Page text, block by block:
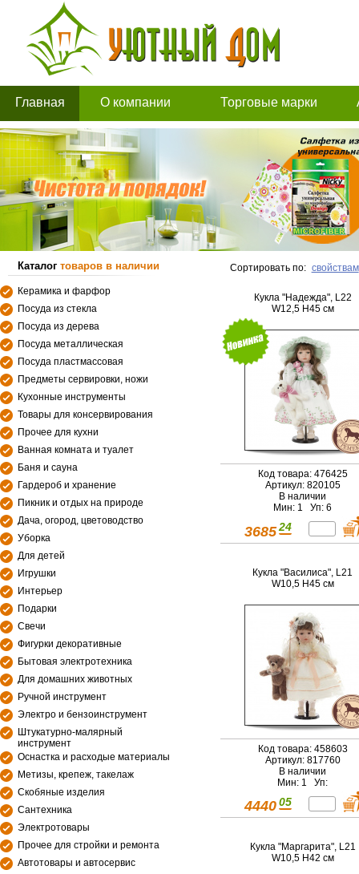
Главная О компании Торговые марки
Каталог товаров в наличии
Керамика и фарфор
Посуда из стекла
Посуда из дерева
Посуда металлическая
Посуда пластмассовая
Предметы сервировки, ножи
Кухонные инструменты
Товары для консервирования
Прочее для кухни
Ванная комната и туалет
Баня и сауна
Гардероб и хранение
Пикник и отдых на природе
Дача, огород, цветоводство
Уборка
Для детей
Игрушки
Интерьер
Подарки
Свечи
Фигурки декоративные
Бытовая электротехника
Для домашних животных
Ручной инструмент
Электро и бензоинструмент
Штукатурно-малярный
инструмент
Оснастка и расходые материалы
Метизы, крепеж, такелаж
Скобяные изделия
Сантехника
Электротовары
Прочее для стройки и ремонта
Автотовары и автосервис
Сортировать по: свойствам
Кукла "Надежда", L22
W12,5 H45 см
Код товара: 476425
Артикул: 820105
В наличии
Мин: 1 Уп: 6
3685 24
Кукла "Василиса", L21
W10,5 H45 см
Код товара: 458603
Артикул: 817760
В наличии
Мин: 1 Уп:
4440 05
Кукла "Маргарита", L21
W10,5 H42 см